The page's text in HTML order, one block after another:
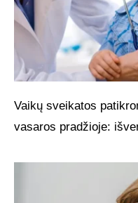
Vaikų sveikatos
vasaros pradžioje: